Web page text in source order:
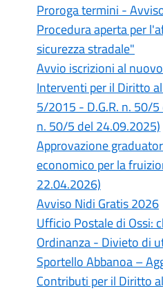
Proroga termini -
Procedura aperta per
sicurezza stradale"
Avvio iscrizioni al
Interventi per il Diritto
5/2015 - D.G.R. n. 50/
n. 50/5 del 24.09.2025)
Approvazione
economico per la
22.04.2026)
Avviso Nidi Gratis 2026
Ufficio Postale di Ossi:
Ordinanza - Divieto di
Sportello Abbanoa –
Contributi per il Diritto